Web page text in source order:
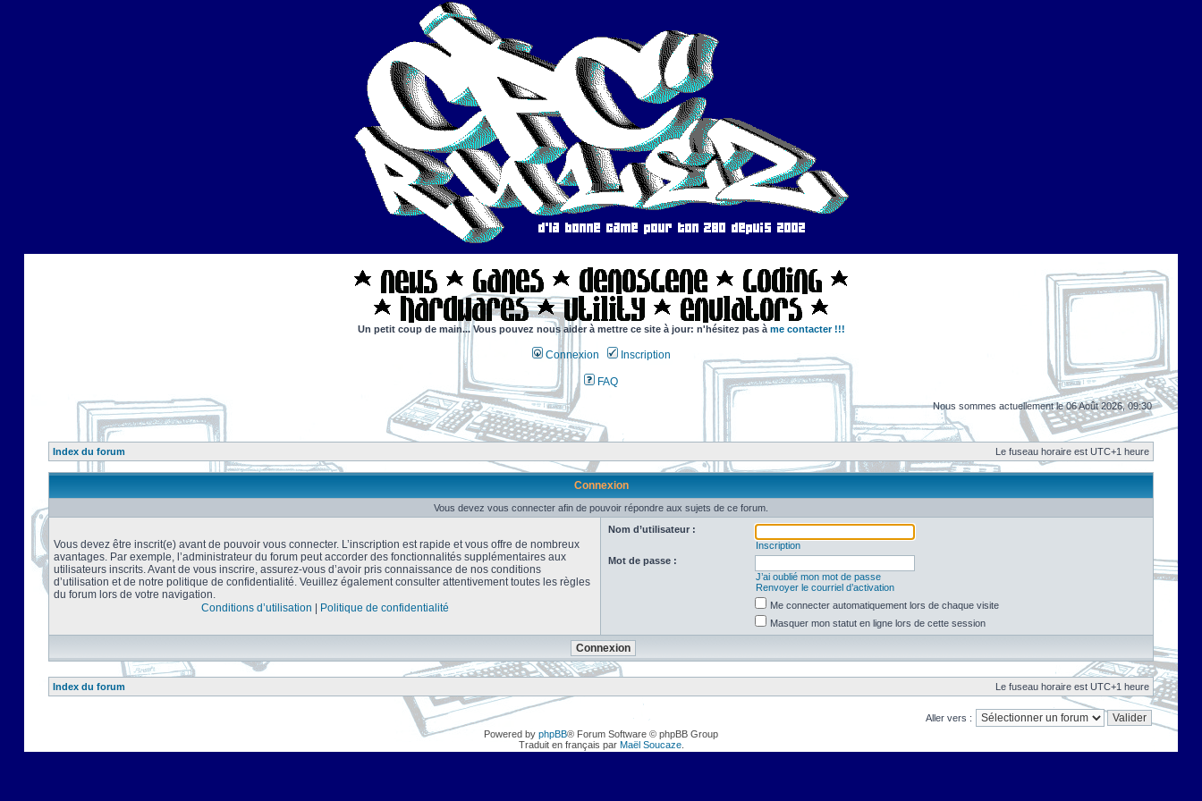
Un petit coup de main... Vous pouvez nous aider à mettre ce site à jour: n'hésitez pas à me contacter !!!
Connexion Inscription
FAQ
Nous sommes actuellement le 06 Août 2026, 09:30
Index du forum Le fuseau horaire est UTC+1 heure
Connexion
Vous devez vous connecter afin de pouvoir répondre aux sujets de ce forum.
Vous devez être inscrit(e) avant de pouvoir vous connecter. L’inscription est rapide et vous offre de nombreux
avantages. Par exemple, l’administrateur du forum peut accorder des fonctionnalités supplémentaires aux
utilisateurs inscrits. Avant de vous inscrire, assurez-vous d’avoir pris connaissance de nos conditions
d’utilisation et de notre politique de confidentialité. Veuillez également consulter attentivement toutes les règles
du forum lors de votre navigation.
Conditions d’utilisation
Politique de confidentialité
Nom d’utilisateur :
Inscription
Mot de passe :
J’ai oublié mon mot de passe
Renvoyer le courriel d’activation
Me connecter automatiquement lors de chaque visite
Masquer mon statut en ligne lors de cette session
Index du forum Le fuseau horaire est UTC+1 heure
Aller vers :
Powered by phpBB® Forum Software © phpBB Group
Traduit en français par Maël Soucaze.